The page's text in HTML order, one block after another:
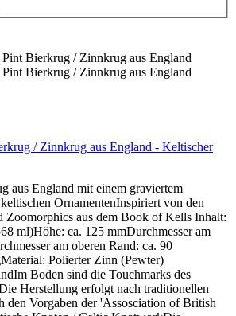
/ Zinnkrug aus England - Keltischer
aus England mit einem graviertem
OrnamentenInspiriert von den
Zoomorphics aus dem Book of Kells Inhalt:
ml)Höhe: ca. 125 mmDurchmesser am
am oberen Rand: ca. 90
Polierter Zinn (Pewter)
Boden sind die Touchmarks des
Herstellung erfolgt nach traditionellen
den Vorgaben der 'Assosciation of British